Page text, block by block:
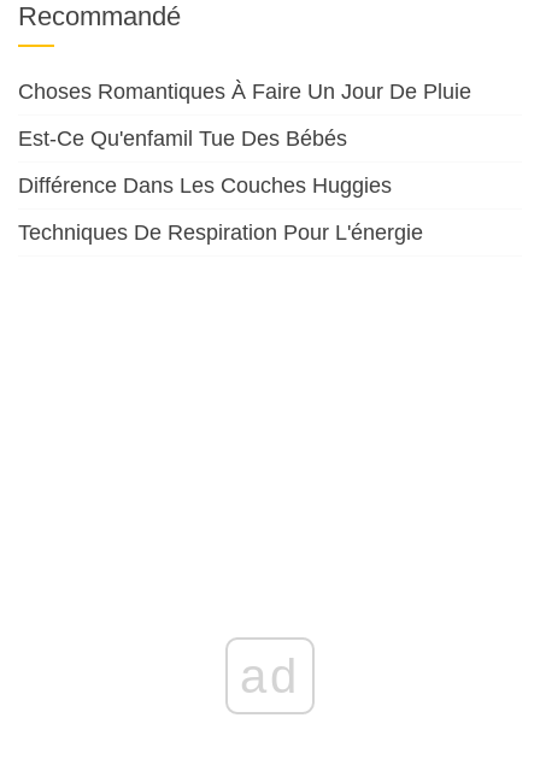
Recommandé
Choses Romantiques À Faire Un Jour De Pluie
Est-Ce Qu'enfamil Tue Des Bébés
Différence Dans Les Couches Huggies
Techniques De Respiration Pour L'énergie
ad